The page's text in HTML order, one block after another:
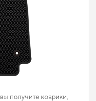
получите коврики,